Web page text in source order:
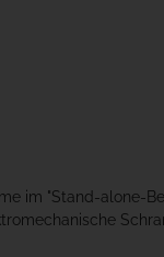
im "Stand-alone-